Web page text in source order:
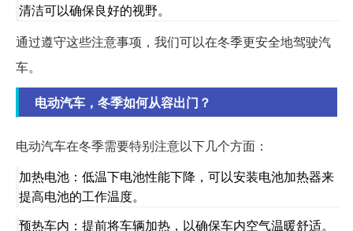
清洁可以确保良好的视野。
通过遵守这些注意事项，我们可以在冬季更安全地驾驶汽
车。
电动汽车，冬季如何从容出门？
电动汽车在冬季需要特别注意以下几个方面：
加热电池：低温下电池性能下降，可以安装电池加热器来
提高电池的工作温度。
预热车内：提前将车辆加热，以确保车内空气温暖舒适。